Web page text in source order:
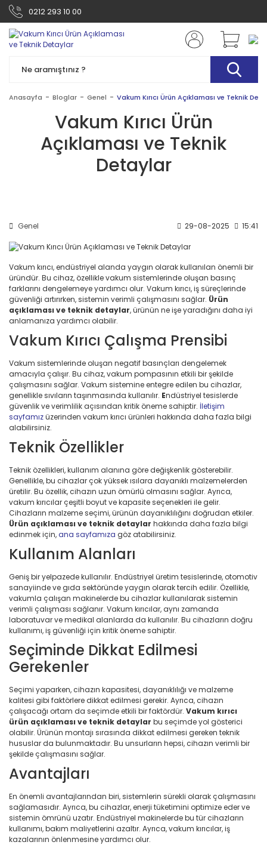
0212 293 10 00
Anasayfa Bloglar Genel Vakum Kırıcı Ürün Açıklaması ve Teknik
Vakum Kırıcı Ürün
Açıklaması ve Teknik
Detaylar
Genel 29-08-2025 15:41
Vakum kırıcı, endüstriyel alanda yaygın olarak kullanılan önemli bir
üründür. Bu cihaz, özellikle vakum sistemlerinde oluşan basınç
farklarını dengelemeye yardımcı olur. Vakum kırıcı, iş süreçlerinde
güvenliği artırırken, sistemin verimli çalışmasını sağlar. Ürün
açıklaması ve teknik detaylar, ürünün ne işe yaradığını daha iyi
anlamanıza yardımcı olabilir.
Vakum Kırıcı Çalışma Prensibi
Vakum sistemlerinde oluşan negatif basınçları dengelemek
amacıyla çalışır. Bu cihaz, vakum pompasının etkili bir şekilde
çalışmasını sağlar. Vakum sistemine entegre edilen bu cihazlar,
genellikle sıvıların taşınmasında kullanılır. Endüstriyel tesislerde
güvenlik ve verimlilik açısından kritik öneme sahiptir. İletişim
sayfamızüzerinden vakum kırıcı ürünleri hakkında daha fazla bilgi
alabilirsiniz.
Teknik Özellikler
Teknik özellikleri, kullanım alanına göre değişkenlik gösterebilir.
Genellikle, bu cihazlar çok yüksek ısılara dayanıklı malzemelerden
üretilir. Bu özellik, cihazın uzun ömürlü olmasını sağlar. Ayrıca,
vakum kırıcılar çeşitli boyut ve kapasite seçenekleri ile gelir.
Cihazların malzeme seçimi, ürünün dayanıklılığını doğrudan etkiler.
Ürün açıklaması ve teknik detaylar hakkında daha fazla bilgi
edinmek için,ana sayfamıza göz atabilirsiniz.
Kullanım Alanları
Geniş bir yelpazede kullanılır. Endüstriyel üretim tesislerinde, otomotiv
sanayiinde ve gıda sektöründe yaygın olarak tercih edilir. Özellikle,
vakumla çalışan makinelerde bu cihazlar kullanılarak sistemin
verimli çalışması sağlanır. Vakum kırıcılar, aynı zamanda
laboratuvar ve medikal alanlarda da kullanılır. Bu cihazların doğru
kullanımı, iş güvenliği için kritik öneme sahiptir.
Seçiminde Dikkat Edilmesi
Gerekenler
Seçimi yaparken, cihazın kapasitesi, dayanıklılığı ve malzeme
kalitesi gibi faktörlere dikkat edilmesi gerekir. Ayrıca, cihazın
çalışacağı ortam da seçimde etkili bir faktördür. Vakum kırıcı
ürün açıklaması ve teknik detaylar bu seçimde yol gösterici
olabilir. Ürünün montajı sırasında dikkat edilmesi gereken teknik
hususlar da bulunmaktadır. Bu unsurların hepsi, cihazın verimli bir
şekilde çalışmasını sağlar.
Avantajları
En önemli avantajlarından biri, sistemlerin sürekli olarak çalışmasını
sağlamasıdır. Ayrıca, bu cihazlar, enerji tüketimini optimize eder ve
sistemin ömrünü uzatır. Endüstriyel makinelerde bu tür cihazların
kullanımı, bakım maliyetlerini azaltır. Ayrıca, vakum kırıcılar, iş
kazalarının önlenmesine yardımcı olur.